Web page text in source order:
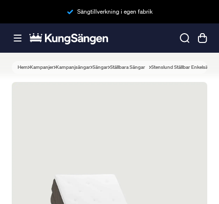
Sängtillverkning i egen fabrik
Hem Kampanjer Kampanjsängar Sängar Ställbara Sängar Stenslund Ställbar Enkelsäng